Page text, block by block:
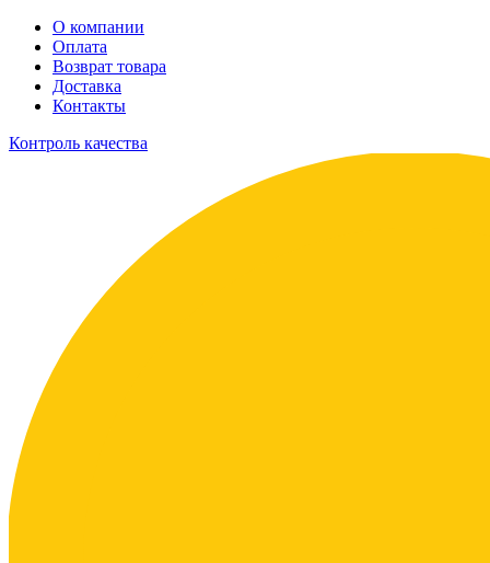
О компании
Оплата
Возврат товара
Доставка
Контакты
Контроль качества